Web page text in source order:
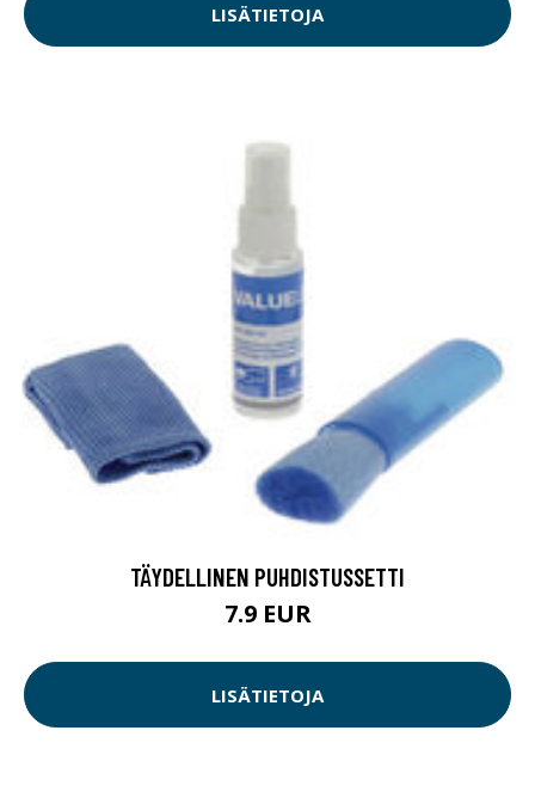
LISÄTIETOJA
TÄYDELLINEN PUHDISTUSSETTI
7.9 EUR
LISÄTIETOJA